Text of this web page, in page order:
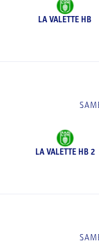
LA VALETTE HB
LA VALETTE HB 2